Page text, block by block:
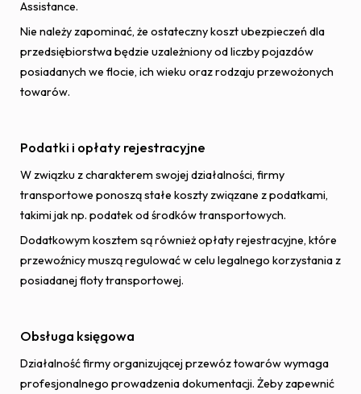
Assistance.
Nie należy zapominać, że ostateczny koszt ubezpieczeń dla
przedsiębiorstwa będzie uzależniony od liczby pojazdów
posiadanych we flocie, ich wieku oraz rodzaju przewożonych
towarów.
Podatki i opłaty rejestracyjne
W związku z charakterem swojej działalności, firmy
transportowe ponoszą stałe koszty związane z podatkami,
takimi jak np. podatek od środków transportowych.
Dodatkowym kosztem są również opłaty rejestracyjne, które
przewoźnicy muszą regulować w celu legalnego korzystania z
posiadanej floty transportowej.
Obsługa księgowa
Działalność firmy organizującej przewóz towarów wymaga
profesjonalnego prowadzenia dokumentacji. Żeby zapewnić